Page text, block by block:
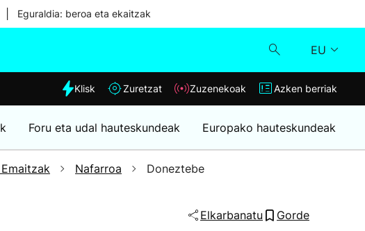
Eguraldia: beroa eta ekaitzak
EU
Eguraldia
Klisk
Zuzenekoak
Azken berriak
Klisk Zuretzat Zuzenekoak Azken berriak
Foru eta udal hauteskundeak Europako hauteskundeak
Nafarroa Doneztebe
Elkarbanatu Gorde